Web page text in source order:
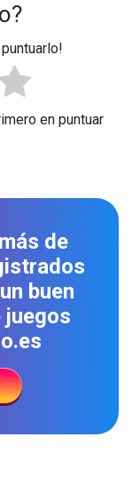
en puntuar
de
buen
juegos